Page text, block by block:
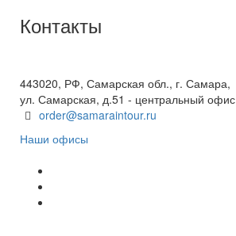
Контакты
443020, РФ, Самарская обл., г. Самара,
ул. Самарская, д.51 - центральный офис
order@samaraintour.ru
Наши офисы